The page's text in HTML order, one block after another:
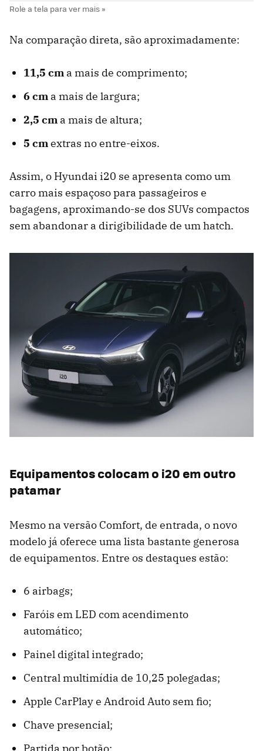
Na comparação direta, são aproximadamente:
11,5 cm a mais de comprimento;
6 cm a mais de largura;
2,5 cm a mais de altura;
5 cmextras no entre-eixos.
Assim, o Hyundai i20 se apresenta como um
carro mais espaçoso para passageiros e
bagagens, aproximando-se dos SUVs compactos
sem abandonar a dirigibilidade de um hatch.
Equipamentos colocam o i20 em outro
patamar
Mesmo na versão Comfort, de entrada, o novo
modelo já oferece uma lista bastante generosa
de equipamentos. Entre os destaques estão:
6 airbags;
Faróis em LED com acendimento
automático;
Painel digital integrado;
Central multimídia de 10,25 polegadas;
Apple CarPlay e Android Auto sem fio;
Chave presencial;
Partida por botão;